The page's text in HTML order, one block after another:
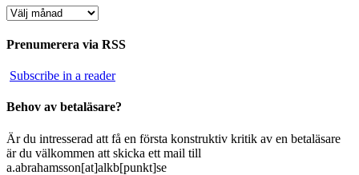
Arkiv
Prenumerera via RSS
Subscribe in a reader
Behov av betaläsare?
Är du intresserad att få en första konstruktiv kritik av en betaläsare
är du välkommen att skicka ett mail till
a.abrahamsson[at]alkb[punkt]se